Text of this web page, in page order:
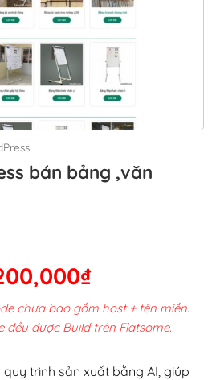
bán bảng ,văn
gốc
2,800,000₫.
₫Giá
hiện
tại
200,000₫.
chưa bao gồm host + tên miền.
đều được Build trên Flatsome.
trình sản xuất bằng AI, giúp